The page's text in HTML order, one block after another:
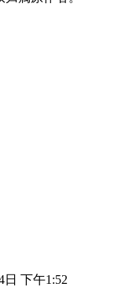
日 下午1:52